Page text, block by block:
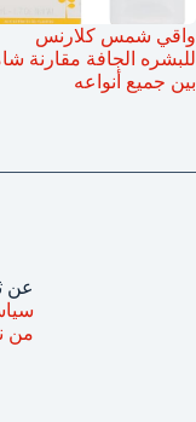
واقي شمس كلارنس
للبشره الجافة مقارنة
بين جميع أنواعه
عن
من